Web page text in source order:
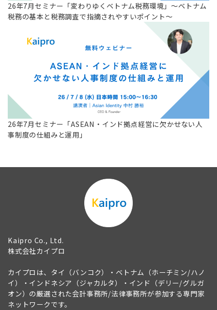
26年7月セミナー「変わりゆくベトナム税務環境」～ベトナム
税務の基本と税務調査で指摘されやすいポイント～
26年7月セミナー「ASEAN・インド拠点経営に欠かせない人
事制度の仕組みと運用」
Kaipro Co., Ltd.
株式会社カイプロ
カイプロは、タイ（バンコク）・ベトナム（ホーチミン/ハノ
イ）・インドネシア（ジャカルタ）・インド（デリー/グルガ
オン）の厳選された会計事務所/法律事務所が参加する専門家
ネットワークです。